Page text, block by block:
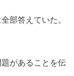
部答えていた。
があることを伝